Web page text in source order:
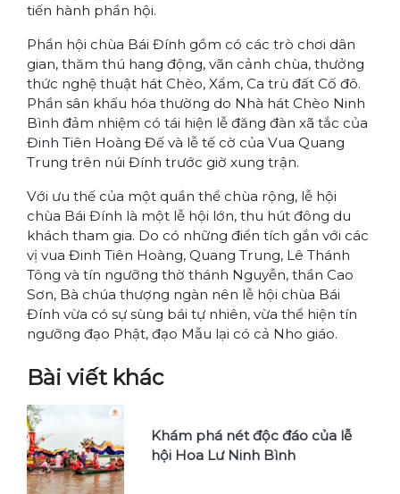
tiến hành phần hội.
Phần hội chùa Bái Đính gồm có các trò chơi dân
gian, thăm thú hang động, vãn cảnh chùa, thưởng
thức nghệ thuật hát Chèo, Xẩm, Ca trù đất Cố đô.
Phần sân khấu hóa thường do Nhà hát Chèo Ninh
Bình đảm nhiệm có tái hiện lễ đăng đàn xã tắc của
Đinh Tiên Hoàng Đế và lễ tế cờ của Vua Quang
Trung trên núi Đính trước giờ xung trận.
Với ưu thế của một quần thể chùa rộng, lễ hội
chùa Bái Đính là một lễ hội lớn, thu hút đông du
khách tham gia. Do có những điển tích gắn với các
vị vua Đinh Tiên Hoàng, Quang Trung, Lê Thánh
Tông và tín ngưỡng thờ thánh Nguyễn, thần Cao
Sơn, Bà chúa thượng ngàn nên lễ hội chùa Bái
Đính vừa có sự sùng bái tự nhiên, vừa thể hiện tín
ngưỡng đạo Phật, đạo Mẫu lại có cả Nho giáo.
Bài viết khác
Khám phá nét độc đáo của lễ
hội Hoa Lư Ninh Bình